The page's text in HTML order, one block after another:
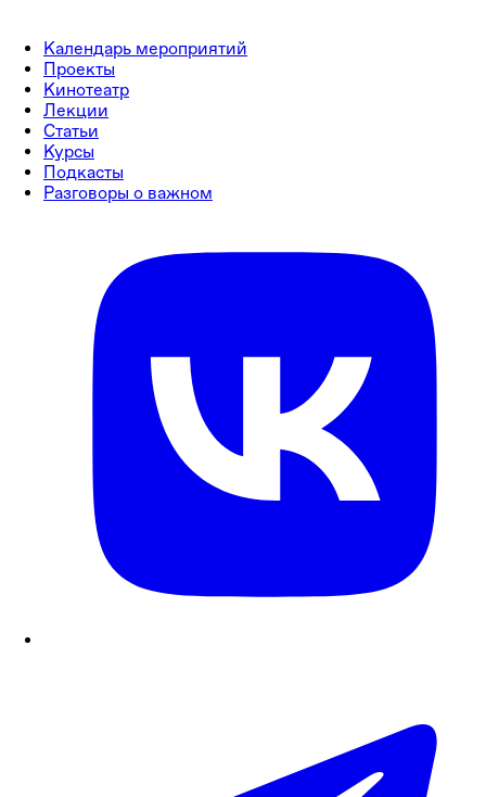
Календарь мероприятий
Проекты
Кинотеатр
Лекции
Статьи
Курсы
Подкасты
Разговоры о важном